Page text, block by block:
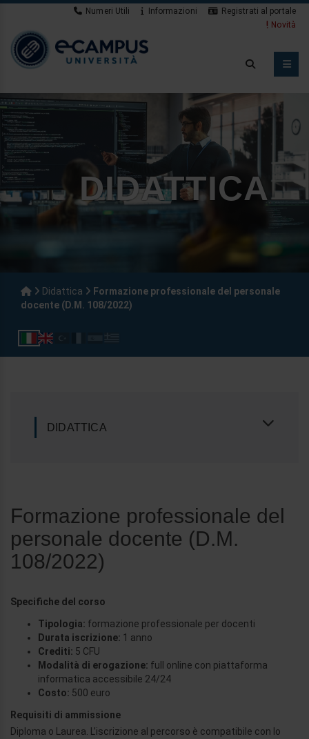
Numeri Utili Informazioni
Registrati al portale
Novità
DIDATTICA
Didattica
Formazione professionale del personale
docente (D.M. 108/2022)
DIDATTICA
Formazione professionale del
personale docente (D.M.
108/2022)
Specifiche del corso
Tipologia: formazione professionale per docenti
Durata iscrizione: 1 anno
Crediti: 5 CFU
Modalità di erogazione: full online con piattaforma
informatica accessibile 24/24
Costo: 500 euro
Requisiti di ammissione
Diploma o Laurea. L’iscrizione al percorso è compatibile con lo